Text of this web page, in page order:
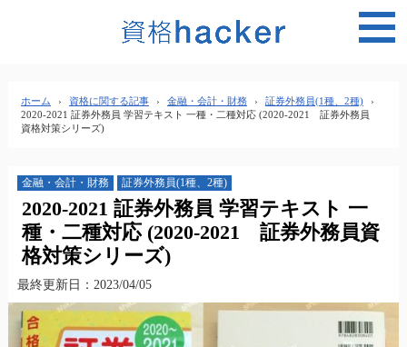
ホーム › 資格に関する記事 › 金融・会計・財務 › 証券外務員(1種、2種)
›
2020-2021 証券外務員 学習テキスト 一種・二種対応 (2020-2021 証券外務員
資格対策シリーズ)
金融・会計・財務 証券外務員(1種、2種)
2020-2021 証券外務員 学習テキスト 一
種・二種対応 (2020-2021 証券外務員資
格対策シリーズ)
最終更新日：2023/04/05